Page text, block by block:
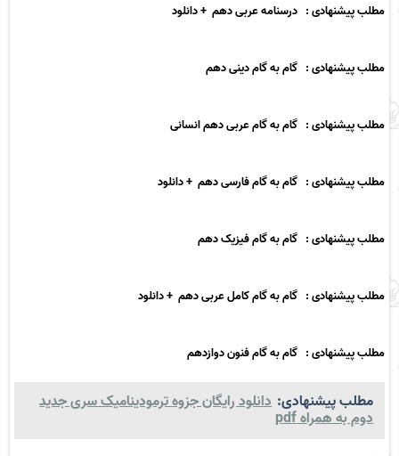
مطلب پیشنهادی : درسنامه عربی دهم + دانلود
مطلب پیشنهادی : گام به گام دینی دهم
مطلب پیشنهادی : گام به گام عربی دهم انسانی
مطلب پیشنهادی : گام به گام فارسی دهم + دانلود
مطلب پیشنهادی : گام به گام فیزیک دهم
مطلب پیشنهادی : گام به گام کامل عربی دهم + دانلود
مطلب پیشنهادی : گام به گام فنون دوازدهم
مطلب پیشنهادی: دانلود رایگان جزوه ترمودینامیک سری جدید
دوم به همراه pdf